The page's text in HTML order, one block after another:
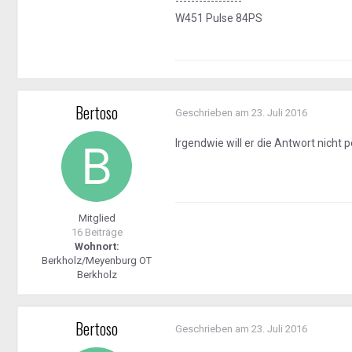
W451 Pulse 84PS
Bertoso
Mitglied
16 Beiträge
Wohnort:
Berkholz/Meyenburg OT
Berkholz
Geschrieben am 23. Juli 2016
Irgendwie will er die Antwort nicht
Bertoso Geschrieben am 23. Juli 2016